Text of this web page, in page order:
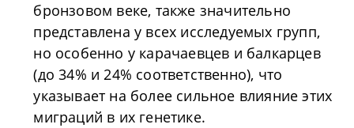
бронзовом веке, также значительно
представлена у всех исследуемых групп,
но особенно у карачаевцев и балкарцев
(до 34% и 24% соответственно), что
указывает на более сильное влияние этих
миграций в их генетике.